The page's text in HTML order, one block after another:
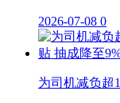
2026-07-08 0
为司机减负超